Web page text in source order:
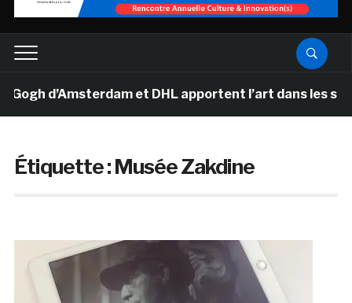
d’Amsterdam et DHL apportent l’art dans les salles
Étiquette :Musée Zakdine